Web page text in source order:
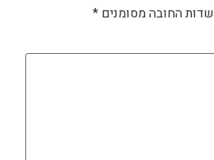
שדות החובה מסומנים *